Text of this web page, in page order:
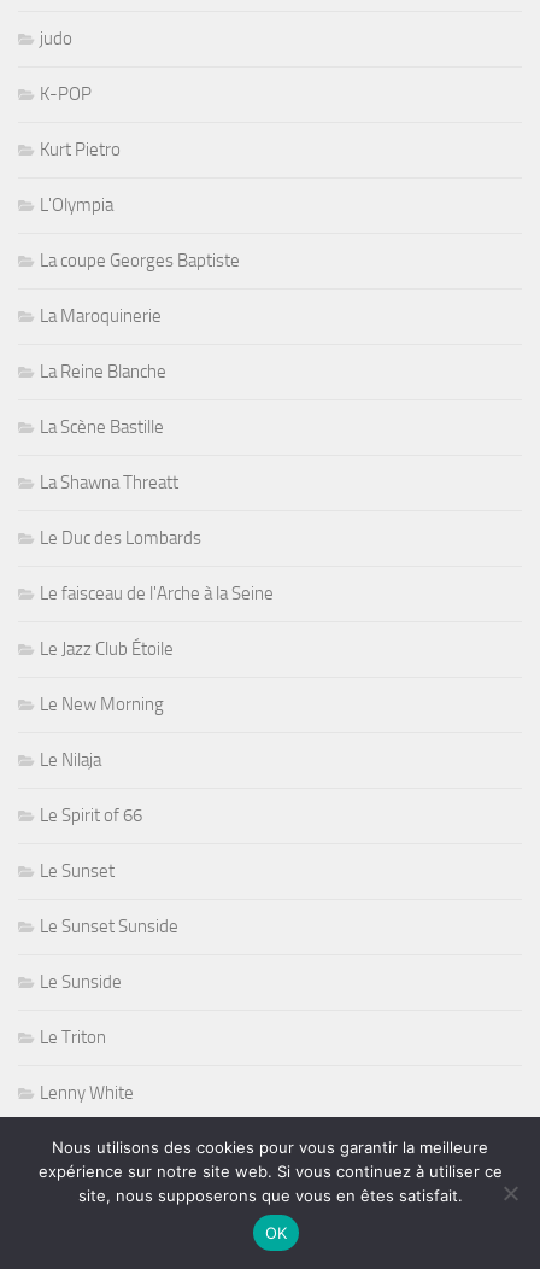
judo
K-POP
Kurt Pietro
L'Olympia
La coupe Georges Baptiste
La Maroquinerie
La Reine Blanche
La Scène Bastille
La Shawna Threatt
Le Duc des Lombards
Le faisceau de l'Arche à la Seine
Le Jazz Club Étoile
Le New Morning
Le Nilaja
Le Spirit of 66
Le Sunset
Le Sunset Sunside
Le Sunside
Le Triton
Lenny White
Lenny Wolf
Levon Helm
Nous utilisons des cookies pour vous garantir la meilleure
expérience sur notre site web. Si vous continuez à utiliser ce
site, nous supposerons que vous en êtes satisfait.
OK